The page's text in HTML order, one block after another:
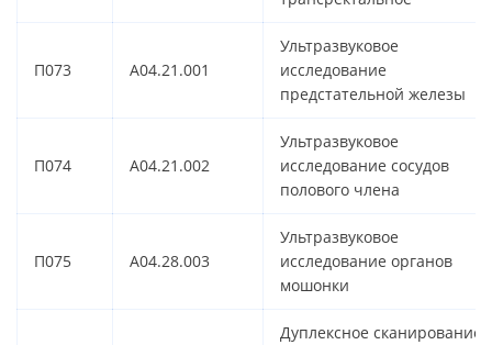
П073 A04.21.001
Ультразвуковое
исследование
предстательной железы
П074 A04.21.002
Ультразвуковое
исследование сосудов
полового члена
П075 A04.28.003
Ультразвуковое
исследование органов
мошонки
Дуплексное сканирование